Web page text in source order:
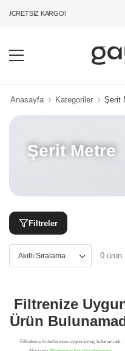
KARGO!
Anasayfa Kategoriler Şerit
Şerit Metre
Filtreler
0 ürün